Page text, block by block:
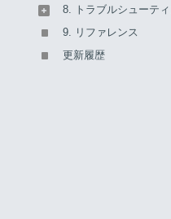
8. トラブルシューテ
9. リファレンス
更新履歴